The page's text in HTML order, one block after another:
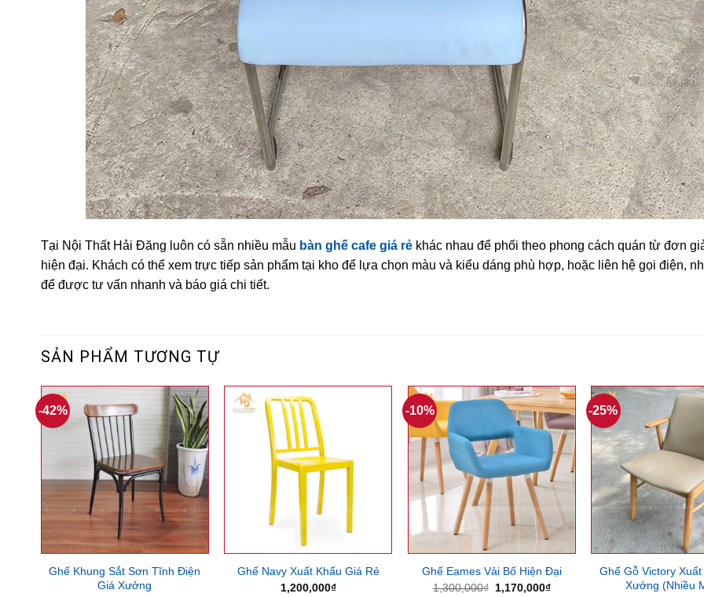
Tại Nội Thất Hải Đăng luôn có sẵn nhiều mẫu bàn ghế cafe giá rẻ khác nhau để phối theo phong cách quán từ đơn
hiện đại. Khách có thể xem trực tiếp sản phẩm tại kho để lựa chọn màu và kiểu dáng phù hợp, hoặc liên hệ gọi điện,
để được tư vấn nhanh và báo giá chi tiết.
SẢN PHẨM TƯƠNG TỰ
-42%
Ghế Khung Sắt Sơn Tĩnh Điện
Giá Xưởng
Ghế Navy Xuất Khẩu Giá Rẻ
1,200,000₫
-10%
Ghế Eames Vải Bố Hiện Đại
1,300,000₫ Giá
1,170,000₫Giá
-25%
Ghế Gỗ Victory
Xưởng (Nhiều